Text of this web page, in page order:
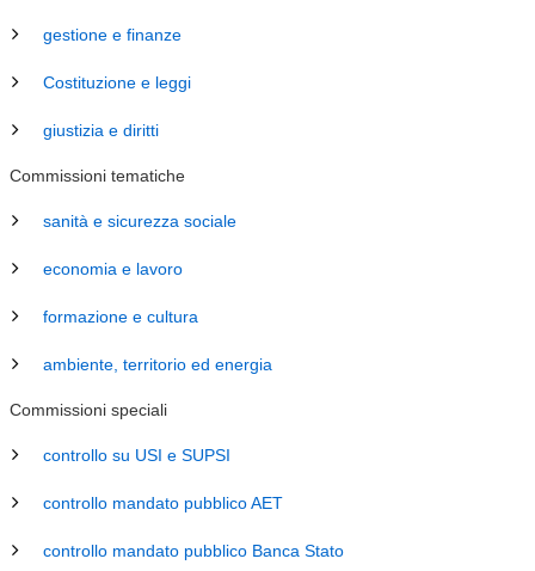
gestione e finanze
Costituzione e leggi
giustizia e diritti
Commissioni tematiche
sanità e sicurezza sociale
economia e lavoro
formazione e cultura
ambiente, territorio ed energia
Commissioni speciali
controllo su USI e SUPSI
controllo mandato pubblico AET
controllo mandato pubblico Banca Stato